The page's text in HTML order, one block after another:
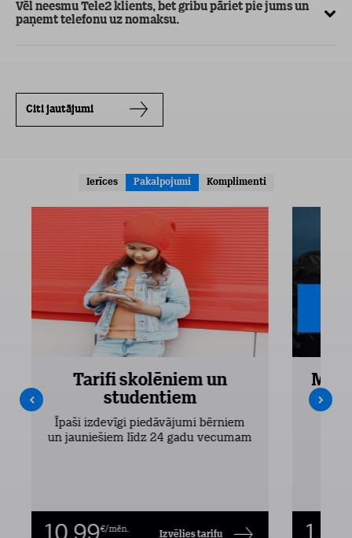
Vēl neesmu Tele2 klients, bet gribu pāriet pie jums un
paņemt telefonu uz nomaksu.
Citi jautājumi
Ierīces Pakalpojumi Komplimenti
Tarifi skolēniem un
studentiem
Īpaši izdevīgi piedāvājumi bērniem
un jauniešiem līdz 24 gadu vecumam
€/mēn. Izvēlies tarifu